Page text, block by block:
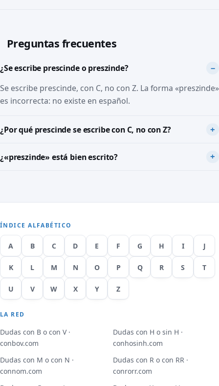
Preguntas frecuentes
¿Se escribe prescinde o preszinde?
Se escribe prescinde, con C, no con Z. La forma «preszinde»
es incorrecta: no existe en español.
¿Por qué prescinde se escribe con C, no con Z?
¿«preszinde» está bien escrito?
ÍNDICE ALFABÉTICO
A B C D E F G H I J
K L M N O P Q R S T
U V W X Y Z
LA RED
Dudas con B o con V ·
conbov.com
Dudas con H o sin H ·
conhosinh.com
Dudas con M o con N ·
connom.com
Dudas con R o con RR ·
conrorr.com